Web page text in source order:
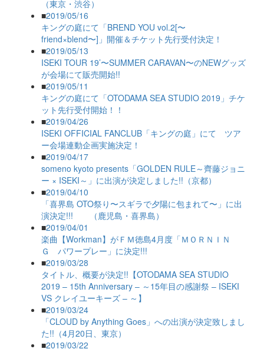
（東京・渋谷）
■2019/05/16
キングの庭にて「BREND YOU vol.2[〜
friend×blend〜]」開催＆チケット先行受付決定！
■2019/05/13
ISEKI TOUR 19’〜SUMMER CARAVAN〜のNEWグッズ
が会場にて販売開始!!
■2019/05/11
キングの庭にて「OTODAMA SEA STUDIO 2019」チケ
ット先行受付開始！！
■2019/04/26
ISEKI OFFICIAL FANCLUB「キングの庭」にて ツア
ー会場連動企画実施決定！
■2019/04/17
someno kyoto presents「GOLDEN RULE～齊藤ジョニ
ー × ISEKI～」に出演が決定しました!!（京都）
■2019/04/10
「喜界島 OTO祭り〜スギラで夕陽に包まれて〜」に出
演決定!!! （鹿児島・喜界島）
■2019/04/01
楽曲【Workman】がＦＭ徳島4月度「ＭＯＲＮＩＮ
Ｇ パワープレー」に決定!!!
■2019/03/28
タイトル、概要が決定!!【OTODAMA SEA STUDIO
2019 – 15th Anniversary – ～15年目の感謝祭 – ISEKI
VS クレイユーキーズ – ～】
■2019/03/24
「CLOUD by Anything Goes」への出演が決定致しまし
た!!（4月20日、東京）
■2019/03/22